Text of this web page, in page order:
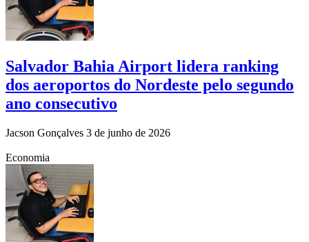
Salvador Bahia Airport lidera ranking
dos aeroportos do Nordeste pelo segundo
ano consecutivo
Jacson Gonçalves 3 de junho de 2026
Economia